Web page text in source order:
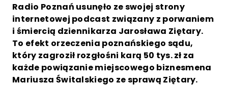
Radio Poznań usunęło ze swojej strony
internetowej podcast związany z porwaniem
i śmiercią dziennikarza Jarosława Ziętary.
To efekt orzeczenia poznańskiego sądu,
który zagroził rozgłośni karą 50 tys. zł za
każde powiązanie miejscowego biznesmena
Mariusza Świtalskiego ze sprawą Ziętary.